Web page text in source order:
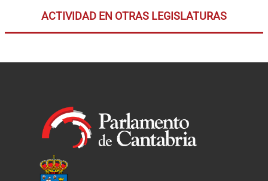
ACTIVIDAD EN OTRAS LEGISLATURAS